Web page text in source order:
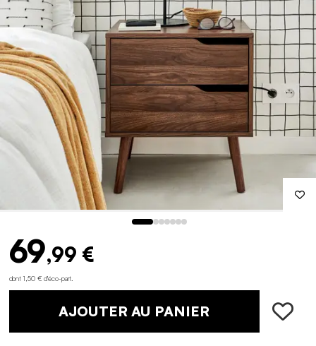
69,99 €
dont 1,50 € d'éco-part
AJOUTER AU PANIER